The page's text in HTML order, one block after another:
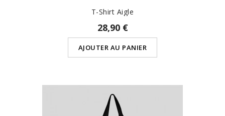
T-Shirt Aigle
28,90 €
AJOUTER AU PANIER